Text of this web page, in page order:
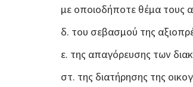
με οποιοδήποτε θέμα τους
δ. του σεβασμού της
ε. της απαγόρευσης των
στ. της διατήρησης της